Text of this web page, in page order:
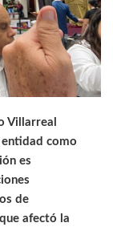
Villarreal
como
es
de
afectó la